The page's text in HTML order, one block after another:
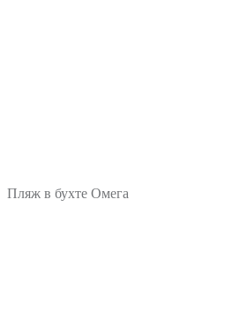
Пляж в бухте Омега